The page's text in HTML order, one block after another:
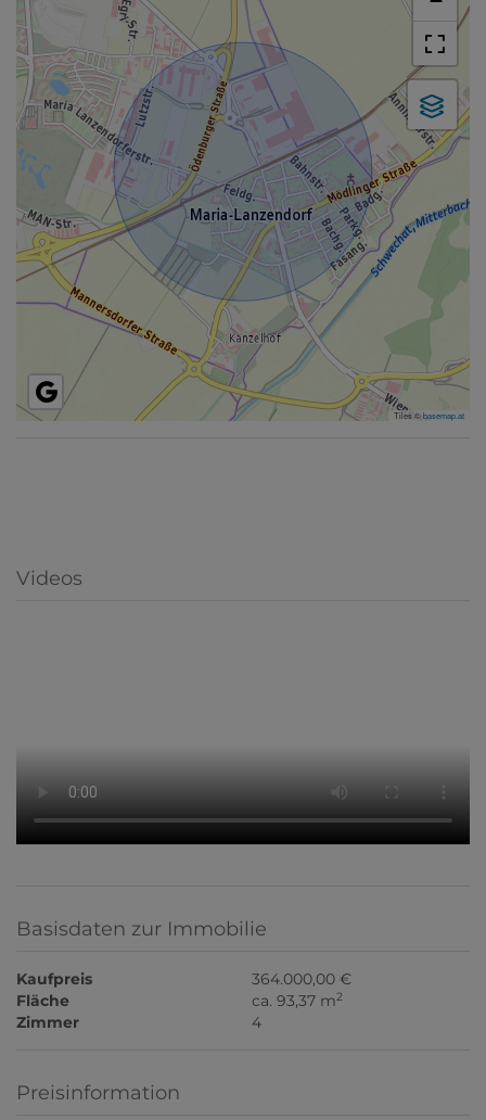
Tiles ©basemap.at
Videos
Basisdaten zur Immobilie
Kaufpreis
364.000,00 €
Fläche
ca. 93,37 m2
Zimmer 4
Preisinformation